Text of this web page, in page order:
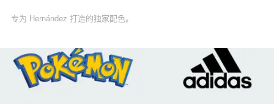
专为 Hernández 打造的独家配色。